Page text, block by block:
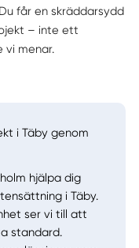
får en skräddarsydd
– inte ett
menar.
i Täby genom
hjälpa dig
i Täby.
ser vi till att
standard.